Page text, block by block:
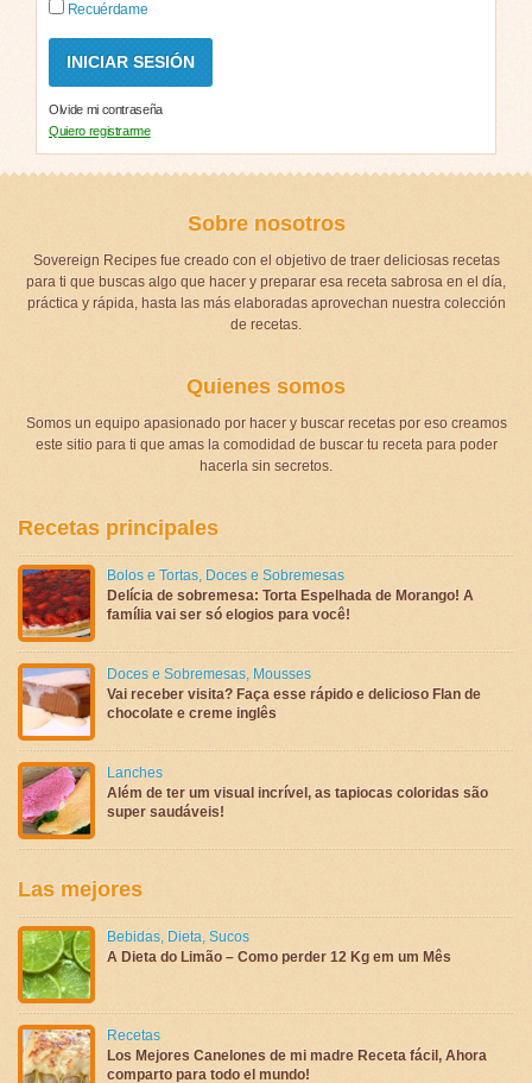
Recuérdame
Olvide mi contraseña
Quiero registrarme
Sobre nosotros
Sovereign Recipes fue creado con el objetivo de traer deliciosas recetas
para ti que buscas algo que hacer y preparar esa receta sabrosa en el día,
práctica y rápida, hasta las más elaboradas aprovechan nuestra colección
de recetas.
Quienes somos
Somos un equipo apasionado por hacer y buscar recetas por eso creamos
este sitio para ti que amas la comodidad de buscar tu receta para poder
hacerla sin secretos.
Recetas principales
Bolos e Tortas, Doces e Sobremesas
Delícia de sobremesa: Torta Espelhada de Morango! A
família vai ser só elogios para você!
Doces e Sobremesas, Mousses
Vai receber visita? Faça esse rápido e delicioso Flan de
chocolate e creme inglês
Lanches
Além de ter um visual incrível, as tapiocas coloridas são
super saudáveis!
Las mejores
Bebidas, Dieta, Sucos
A Dieta do Limão – Como perder 12 Kg em um Mês
Recetas
Los Mejores Canelones de mi madre Receta fácil, Ahora
comparto para todo el mundo!